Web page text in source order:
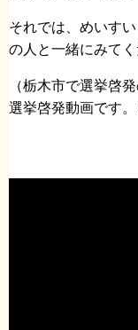
それでは、めいす
の人と一緒にみてく
（栃木市で選挙啓
選挙啓発動画です。